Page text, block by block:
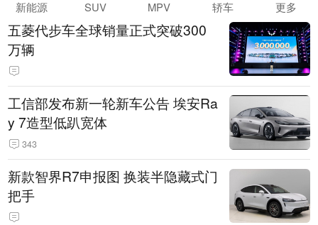
新能源 SUV MPV 轿车 更多
五菱代步车全球销量正式突破300
万辆
工信部发布新一轮新车公告 埃安Ra
y 7造型低趴宽体
343
新款智界R7申报图 换装半隐藏式门
把手